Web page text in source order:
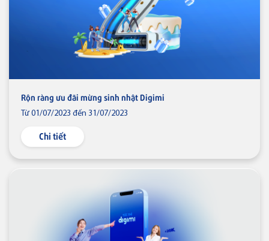
Rộn ràng ưu đãi mừng sinh nhật Digimi
Từ 01/07/2023 đến 31/07/2023
Chi tiết